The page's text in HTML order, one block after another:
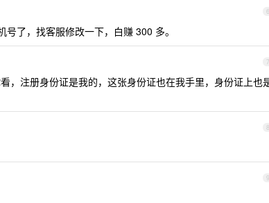
6
了，找客服修改一下，白赚 300 多。
7
，注册身份证是我的，这张身份证也在我手里，身份证上也
8
9